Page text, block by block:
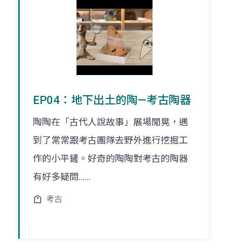
EP04：地下出土的陶—考古陶器
陶陶在「古代人說故事」展場閒晃，遇
到了常常跟考古團隊去野外進行挖掘工
作的小平鏟。好奇的陶陶對考古的陶器
有好多疑問......
考古